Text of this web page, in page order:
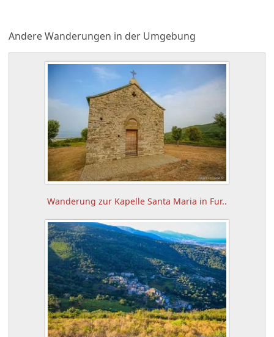
Andere Wanderungen in der Umgebung
Wanderung zur Kapelle Santa Maria in Fur..